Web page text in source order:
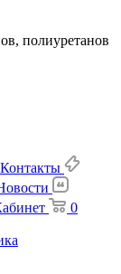
полиуретанов
Контакты
0